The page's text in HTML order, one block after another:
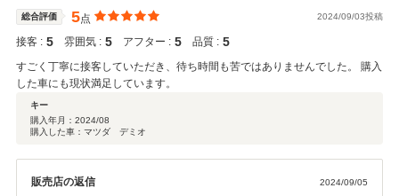
合せ下さい。店舗スタッフ一同でアフターサービスに努めさせて頂き
ますので今後も当店のご利用をよろしくお願い申し上げます。東海マ
ツダ販売株式会社 豊川店 スタッフ一同
総合評価 5点 2024/09/03投稿
接客 : 5 雰囲気 : 5 アフター : 5 品質 : 5
すごく丁寧に接客していただき、待ち時間も苦ではありませんでした。 購入
した車にも現状満足しています。
キー
購入年月： 2024/08
購入した車：マツダ デミオ
販売店の返信 2024/09/05